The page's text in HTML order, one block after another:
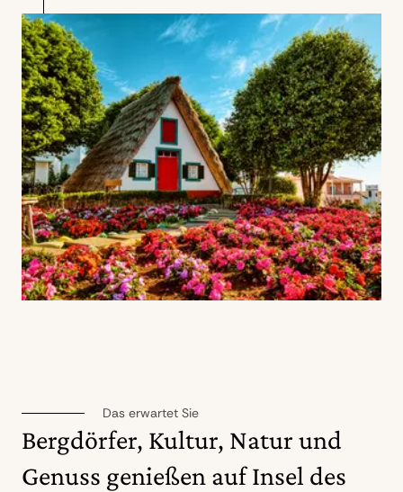
Das erwartet Sie
Bergdörfer, Kultur, Natur und
Genuss genießen auf Insel des